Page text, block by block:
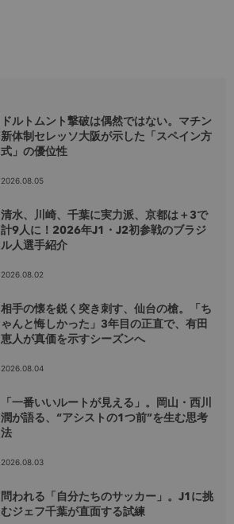
ドルトムント撃破は偶然ではない。マチン
新体制セレッソ大阪が示した「スペイン方
式」の優位性
2026.08.05
清水、川崎、千葉に実力派、京都は＋3で
計9人に！2026年J1・J2初参戦のブラジ
ル人選手紹介
2026.08.02
相手の懐を鋭く突き刺す、仙台の槍。「ち
ゃんと悔しかった」3年目の正直で、有田
恵人が真価を示すシーズンへ
2026.08.04
「一番いいルートが見える」。岡山・西川
潤が語る、“アシストの1つ前”を生む思考
法
2026.08.03
問われる「自分たちのサッカー」。J1に挑
むジェフ千葉が直面する試練